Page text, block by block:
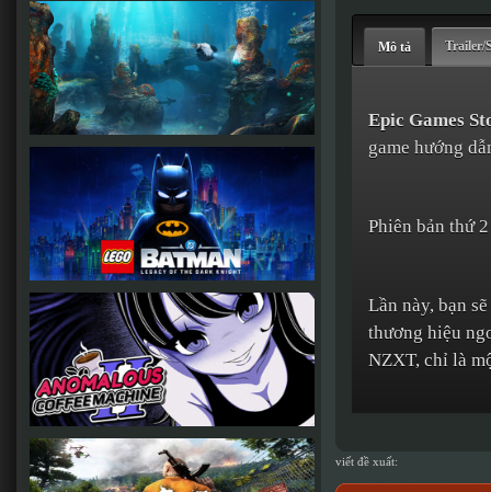
Mô tả Trailer/
Epic Games
game hướng
Phiên bản thứ
Lần này, bạn
thương hiệu
NZXT, chỉ là
viết đề xuất: